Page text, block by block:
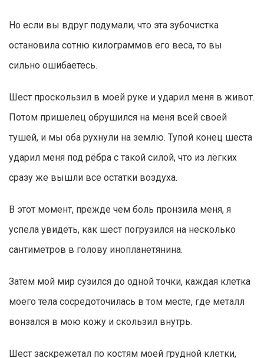
Но если вы вдруг подумали, что эта зубочистка
остановила сотню килограммов его веса, то вы
сильно ошибаетесь.
Шест проскользил в моей руке и ударил меня в живот.
Потом пришелец обрушился на меня всей своей
тушей, и мы оба рухнули на землю. Тупой конец шеста
ударил меня под рёбра с такой силой, что из лёгких
сразу же вышли все остатки воздуха.
В этот момент, прежде чем боль пронзила меня, я
успела увидеть, как шест погрузился на несколько
сантиметров в голову инопланетянина.
Затем мой мир сузился до одной точки, каждая клетка
моего тела сосредоточилась в том месте, где металл
вонзался в мою кожу и скользил внутрь.
Шест заскрежетал по костям моей грудной клетки,